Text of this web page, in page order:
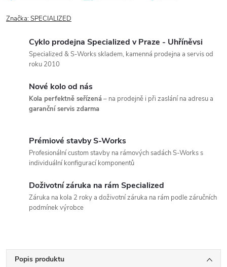
Značka:SPECIALIZED
Cyklo prodejna Specialized v Praze - Uhříněvsi
Specialized & S-Works skladem, kamenná prodejna a servis od
roku 2010
Nové kolo od nás
Kola perfektně seřízená– na prodejně i při zaslání na adresu a
garanční servis zdarma
Prémiové stavby S-Works
Profesionální custom stavby na rámových sadách S-Works s
individuální konfigurací komponentů
Doživotní záruka na rám Specialized
Záruka na kola 2 roky a doživotní záruka na rám podle záručních
podmínek výrobce
Popis produktu